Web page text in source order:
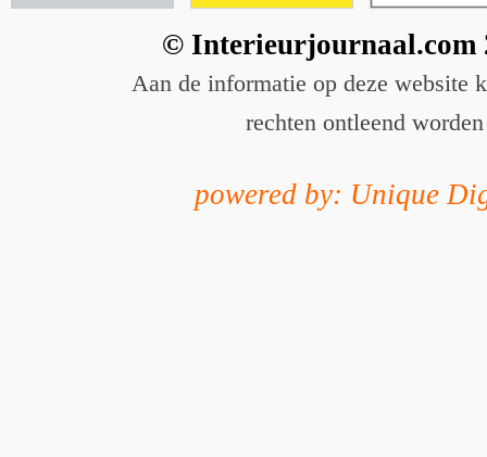
© Interieurjournaal.com
Aan de informatie op deze website
rechten ontleend worden
powered by: Unique